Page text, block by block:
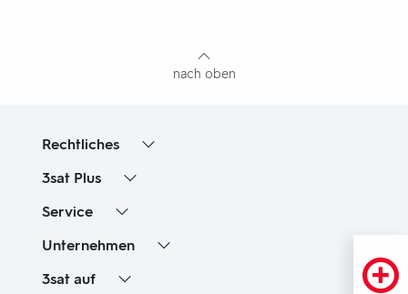
nach oben
Rechtliches
3sat Plus
Service
Unternehmen
3sat auf